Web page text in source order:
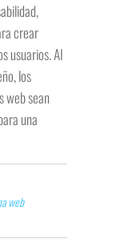
crear
usuarios. Al
los
web sean
una
web